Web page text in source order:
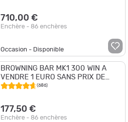
710,00 €
Enchère - 86 enchères
Occasion - Disponible
BROWNING BAR MK1 300 WIN A
VENDRE 1 EURO SANS PRIX DE
RESERVE
(686)
177,50 €
Enchère - 86 enchères